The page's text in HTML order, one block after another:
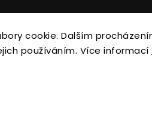
cookie. Dalším
používáním. Více informací
Upravit nastavení